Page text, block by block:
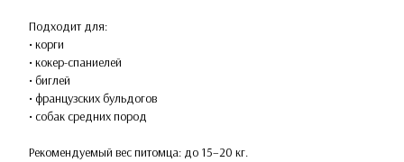
Подходит для:
• корги
• кокер-спаниелей
• биглей
• французских бульдогов
• собак средних пород
Рекомендуемый вес питомца: до 15–20 кг.